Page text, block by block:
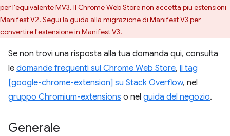
per l'equivalente MV3. Il Chrome Web Store non accetta più estensioni
Manifest V2. Segui la guida alla migrazione di Manifest V3 per
convertire l'estensione in Manifest V3.
Se non trovi una risposta alla tua domanda qui, consulta
le domande frequenti sul Chrome Web Store, il tag
[google-chrome-extension] su Stack Overflow, nel
gruppo Chromium-extensions o nel guida del negozio.
Generale